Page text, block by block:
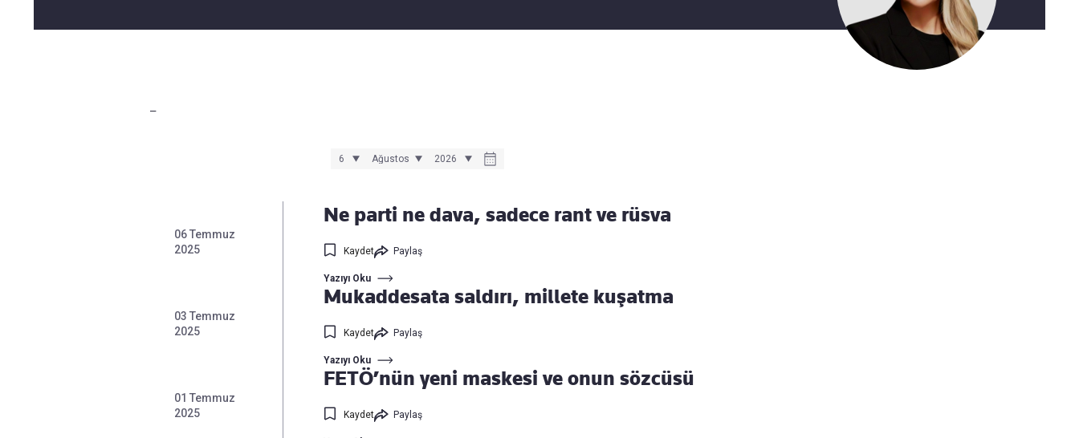
Kaçırmayın
06 Temmuz
2025
Ne parti ne dava, sadece rant ve rüsva
Kaydet Paylaş
Yazıyı Oku
03 Temmuz
2025
Mukaddesata saldırı, millete kuşatma
Kaydet Paylaş
Yazıyı Oku
01 Temmuz
2025
FETÖ’nün yeni maskesi ve onun sözcüsü
Kaydet Paylaş